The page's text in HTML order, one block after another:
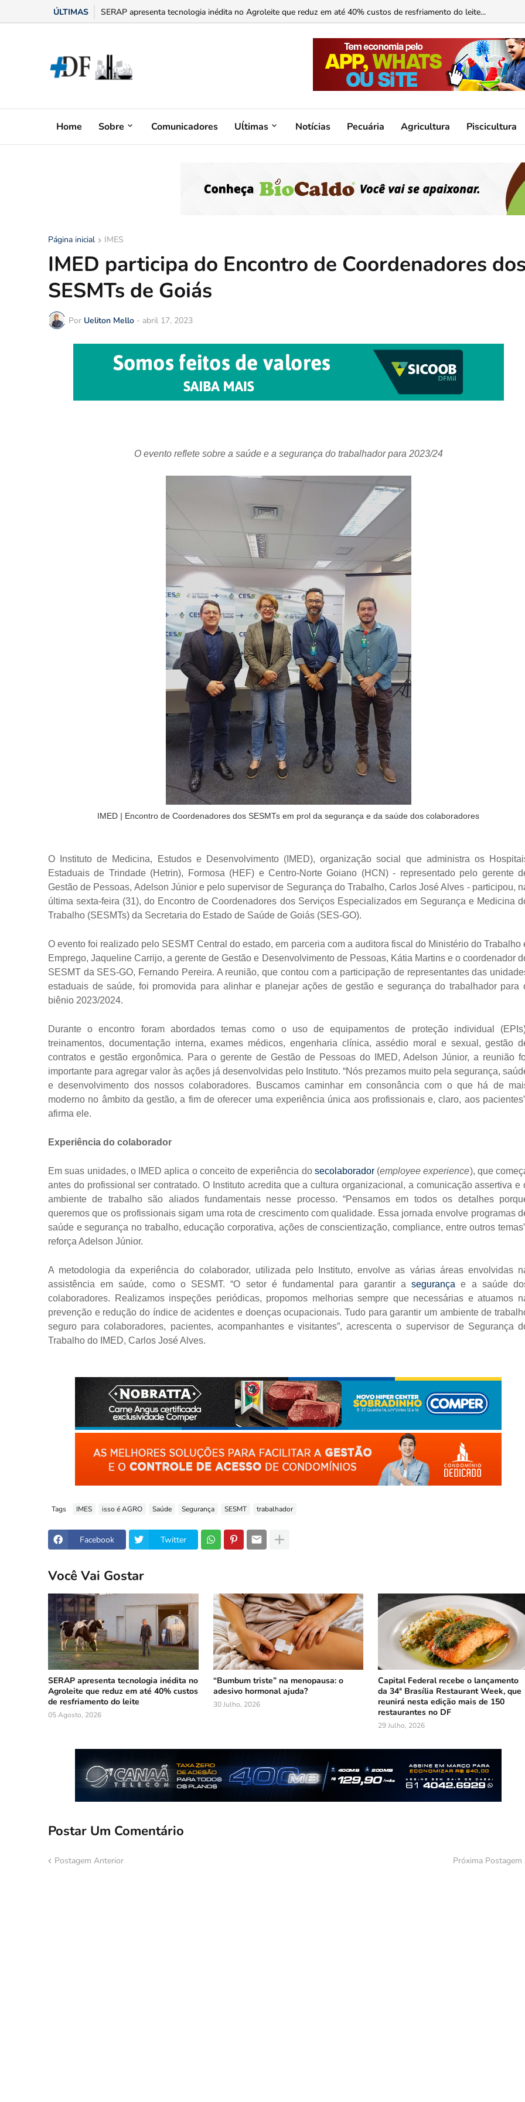
ÚLTIMAS “Bumbum triste” na menopausa: o adesivo hormonal ajuda?...
Home Sobre Comunicadores Uĺtimas Notícias Pecuária Agricultura Piscicultura
Página inicial IMES
IMED participa do Encontro de Coordenadores
SESMTs de Goiás
Por Ueliton Mello - abril 17, 2023
O evento reflete sobre a saúde e a segurança do trabalhador para 2023/24
IMED Encontro de Coordenadores dos SESMTs em prol da segurança e da saúde dos colaboradores
O Instituto de Medicina, Estudos e Desenvolvimento (IMED), organização social que administra os
Estaduais de Trindade (Hetrin), Formosa (HEF) e Centro-Norte Goiano (HCN) - representado pelo gerente
Gestão de Pessoas, Adelson Júnior e pelo supervisor de Segurança do Trabalho, Carlos José Alves - participou,
última sexta-feira (31), do Encontro de Coordenadores dos Serviços Especializados em Segurança e Medicina
Trabalho (SESMTs) da Secretaria do Estado de Saúde de Goiás (SES-GO).
O evento foi realizado pelo SESMT Central do estado, em parceria com a auditora fiscal do Ministério do Trabalho
Emprego, Jaqueline Carrijo, a gerente de Gestão e Desenvolvimento de Pessoas, Kátia Martins e o coordenador
SESMT da SES-GO, Fernando Pereira. A reunião, que contou com a participação de representantes das
estaduais de saúde, foi promovida para alinhar e planejar ações de gestão e segurança do trabalhador para
biênio 2023/2024.
Durante o encontro foram abordados temas como o uso de equipamentos de proteção individual
treinamentos, documentação interna, exames médicos, engenharia clínica, assédio moral e sexual, gestão
contratos e gestão ergonômica. Para o gerente de Gestão de Pessoas do IMED, Adelson Júnior, a reunião
importante para agregar valor às ações já desenvolvidas pelo Instituto. “Nós prezamos muito pela segurança,
e desenvolvimento dos nossos colaboradores. Buscamos caminhar em consonância com o que há de
moderno no âmbito da gestão, a fim de oferecer uma experiência única aos profissionais e, claro, aos
afirma ele.
Experiência do colaborador
Em suas unidades, o IMED aplica o conceito de experiência do secolaborador (employee experience), que
antes do profissional ser contratado. O Instituto acredita que a cultura organizacional, a comunicação assertiva e
ambiente de trabalho são aliados fundamentais nesse processo. “Pensamos em todos os detalhes
queremos que os profissionais sigam uma rota de crescimento com qualidade. Essa jornada envolve programas
saúde e segurança no trabalho, educação corporativa, ações de conscientização, compliance, entre outros
reforça Adelson Júnior.
A metodologia da experiência do colaborador, utilizada pelo Instituto, envolve as várias áreas envolvidas
assistência em saúde, como o SESMT. “O setor é fundamental para garantir asegurançae a saúde
colaboradores. Realizamos inspeções periódicas, propomos melhorias sempre que necessárias e atuamos
prevenção e redução do índice de acidentes e doenças ocupacionais. Tudo para garantir um ambiente de
seguro para colaboradores, pacientes, acompanhantes e visitantes”, acrescenta o supervisor de Segurança
Trabalho do IMED, Carlos José Alves.
Tags IMES isso é AGRO Saúde Segurança SESMT trabalhador
Facebook Twitter
Você Vai Gostar
SERAP apresenta tecnologia inédita no
Agroleite que reduz em até 40% custos
de resfriamento do leite
05 Agosto, 2026
“Bumbum triste” na menopausa: o
adesivo hormonal ajuda?
30 Julho, 2026
Capital Federal recebe o lançamento
da 34ª Brasília Restaurant Week, que
reunirá nesta edição mais de 150
restaurantes no DF
29 Julho, 2026
Postar Um Comentário
Postagem Anterior Próxima Postagem